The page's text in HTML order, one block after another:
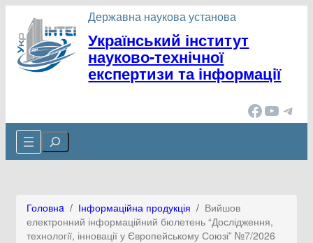
вмісту
Державна наукова установа
Український інститут
науково-технічної
експертизи та інформації
Facebook YouTube Telegram
Cerca
Головнa / Інформаційна продукція / Вийшов
електронний інформаційний бюлетень “Дослідження,
технології, інновації у Європейському Союзі” №7/2026